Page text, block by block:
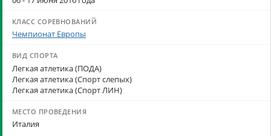
Чемпионат Европы
Легкая атлетика (ПОДА)
Легкая атлетика (Спорт слепых)
Легкая атлетика (Спорт ЛИН)
Италия